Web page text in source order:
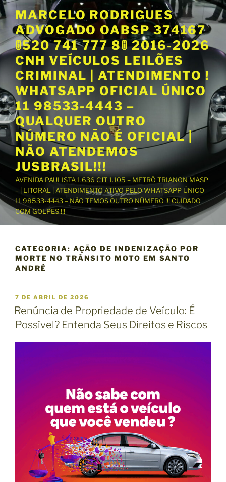
P
u
a
r
r
a
o
c
o
n
t
ú
d
MARCELO RODRIGUES
ADVOGADO OABSP 374167
🚦520 741 777 8🚦 2016-2026
CNH VEÍCULOS LEILÕES
CRIMINAL | ATENDIMENTO !
WHATSAPP OFICIAL ÚNICO
11 98533-4443 –
QUALQUER OUTRO
NÚMERO NÃO É OFICIAL |
NÃO ATENDEMOS
JUSBRASIL!!!
AVENIDA PAULISTA 1.636 CJT 1.105 – METRÔ TRIANON MASP
– | LITORAL | ATENDIMENTO ATIVO PELO WHATSAPP ÚNICO
11 98533-4443 – NÃO TEMOS OUTRO NÚMERO !!! CUIDADO
COM GOLPES !!!
CATEGORIA: AÇÃO DE INDENIZAÇÃO POR
MORTE NO TRÂNSITO MOTO EM SANTO
ANDRÉ
P
U
B
L
C
7 DE ABRIL DE 2026
Renúncia de Propriedade de Veículo: É
Possível? Entenda Seus Direitos e Riscos